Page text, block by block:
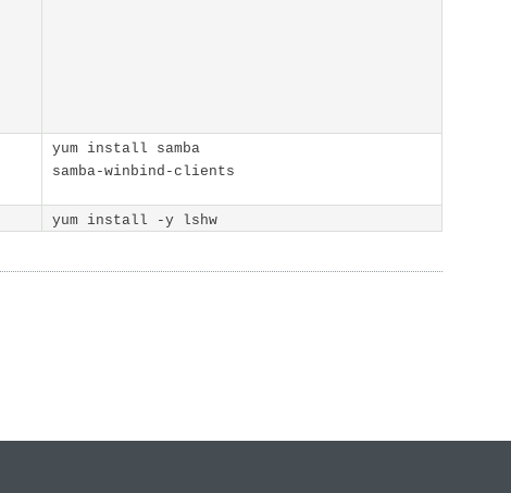
yum install samba
samba-winbind-clients
yum install -y lshw